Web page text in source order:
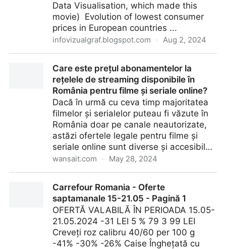
Data Visualisation, which made this
movie) Evolution of lowest consumer
prices in European countries ...
infovizualgraf.blogspot.com · Aug 2, 2024
consum (evoluție 1994-2024)
Care este prețul abonamentelor la
rețelele de streaming disponibile în
România pentru filme și seriale online?
Dacă în urmă cu ceva timp majoritatea
filmelor și serialelor puteau fi văzute în
România doar pe canale neautorizate,
astăzi ofertele legale pentru filme și
seriale online sunt diverse și accesibil…
wansait.com · May 28, 2024
streaming disponibile în România pentru filme și
seriale online?
Carrefour Romania - Oferte
saptamanale 15-21.05 - Pagină 1
OFERTĂ VALABILĂ ÎN PERIOADA 15.05-
21.05.2024 -31 LEI 5 % 79 3 99 LEI
Creveți roz calibru 40/60 per 100 g
-41% -30% -26% Caise Înghețată cu